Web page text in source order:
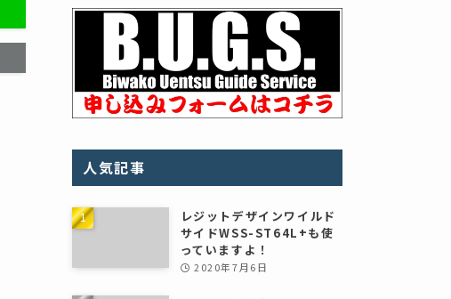
人気記事
レジットデザインワイルド
サイドWSS-ST64L+も使
っていますよ！
2020年7月6日